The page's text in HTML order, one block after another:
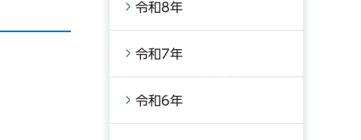
令和8年
令和7年
令和6年